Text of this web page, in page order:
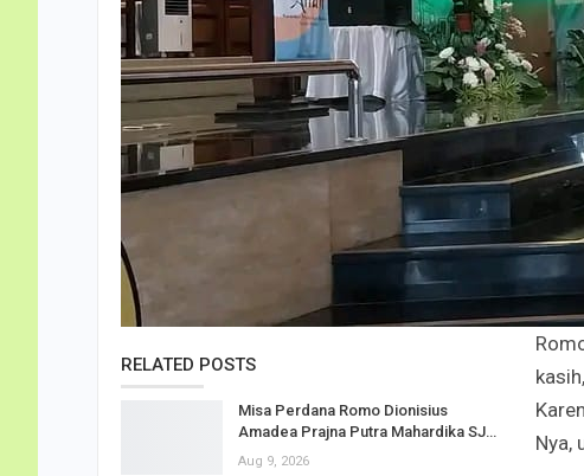
RELATED POSTS
Misa Perdana Romo Dionisius
Amadea Prajna Putra Mahardika SJ…
Aug 9, 2026
Nya,